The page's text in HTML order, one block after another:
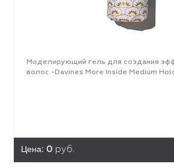
Моделирующий гель для создания
волос -Davines More Inside Medium
Цена: 0 руб.